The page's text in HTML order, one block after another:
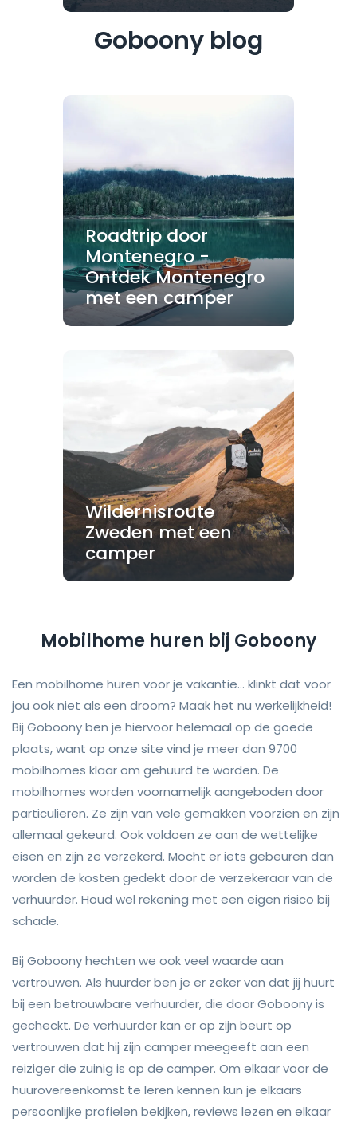
Goboony blog
Roadtrip door
Montenegro -
Ontdek Montenegro
met een camper
Wildernisroute
Zweden met een
camper
Mobilhome huren bij Goboony
Een mobilhome huren voor je vakantie... klinkt dat voor
jou ook niet als een droom? Maak het nu werkelijkheid!
Bij Goboony ben je hiervoor helemaal op de goede
plaats, want op onze site vind je meer dan 9700
mobilhomes klaar om gehuurd te worden. De
mobilhomes worden voornamelijk aangeboden door
particulieren. Ze zijn van vele gemakken voorzien en zijn
allemaal gekeurd. Ook voldoen ze aan de wettelijke
eisen en zijn ze verzekerd. Mocht er iets gebeuren dan
worden de kosten gedekt door de verzekeraar van de
verhuurder. Houd wel rekening met een eigen risico bij
schade.
Bij Goboony hechten we ook veel waarde aan
vertrouwen. Als huurder ben je er zeker van dat jij huurt
bij een betrouwbare verhuurder, die door Goboony is
gecheckt. De verhuurder kan er op zijn beurt op
vertrouwen dat hij zijn camper meegeeft aan een
reiziger die zuinig is op de camper. Om elkaar voor de
huurovereenkomst te leren kennen kun je elkaars
persoonlijke profielen bekijken, reviews lezen en elkaar